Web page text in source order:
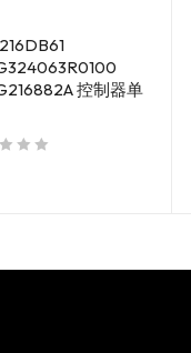
控制器单